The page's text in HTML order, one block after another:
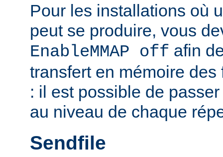
Pour les installations où
peut se produire, vous
EnableMMAP off afin
transfert en mémoire
: il est possible de
au niveau de chaque
Sendfile